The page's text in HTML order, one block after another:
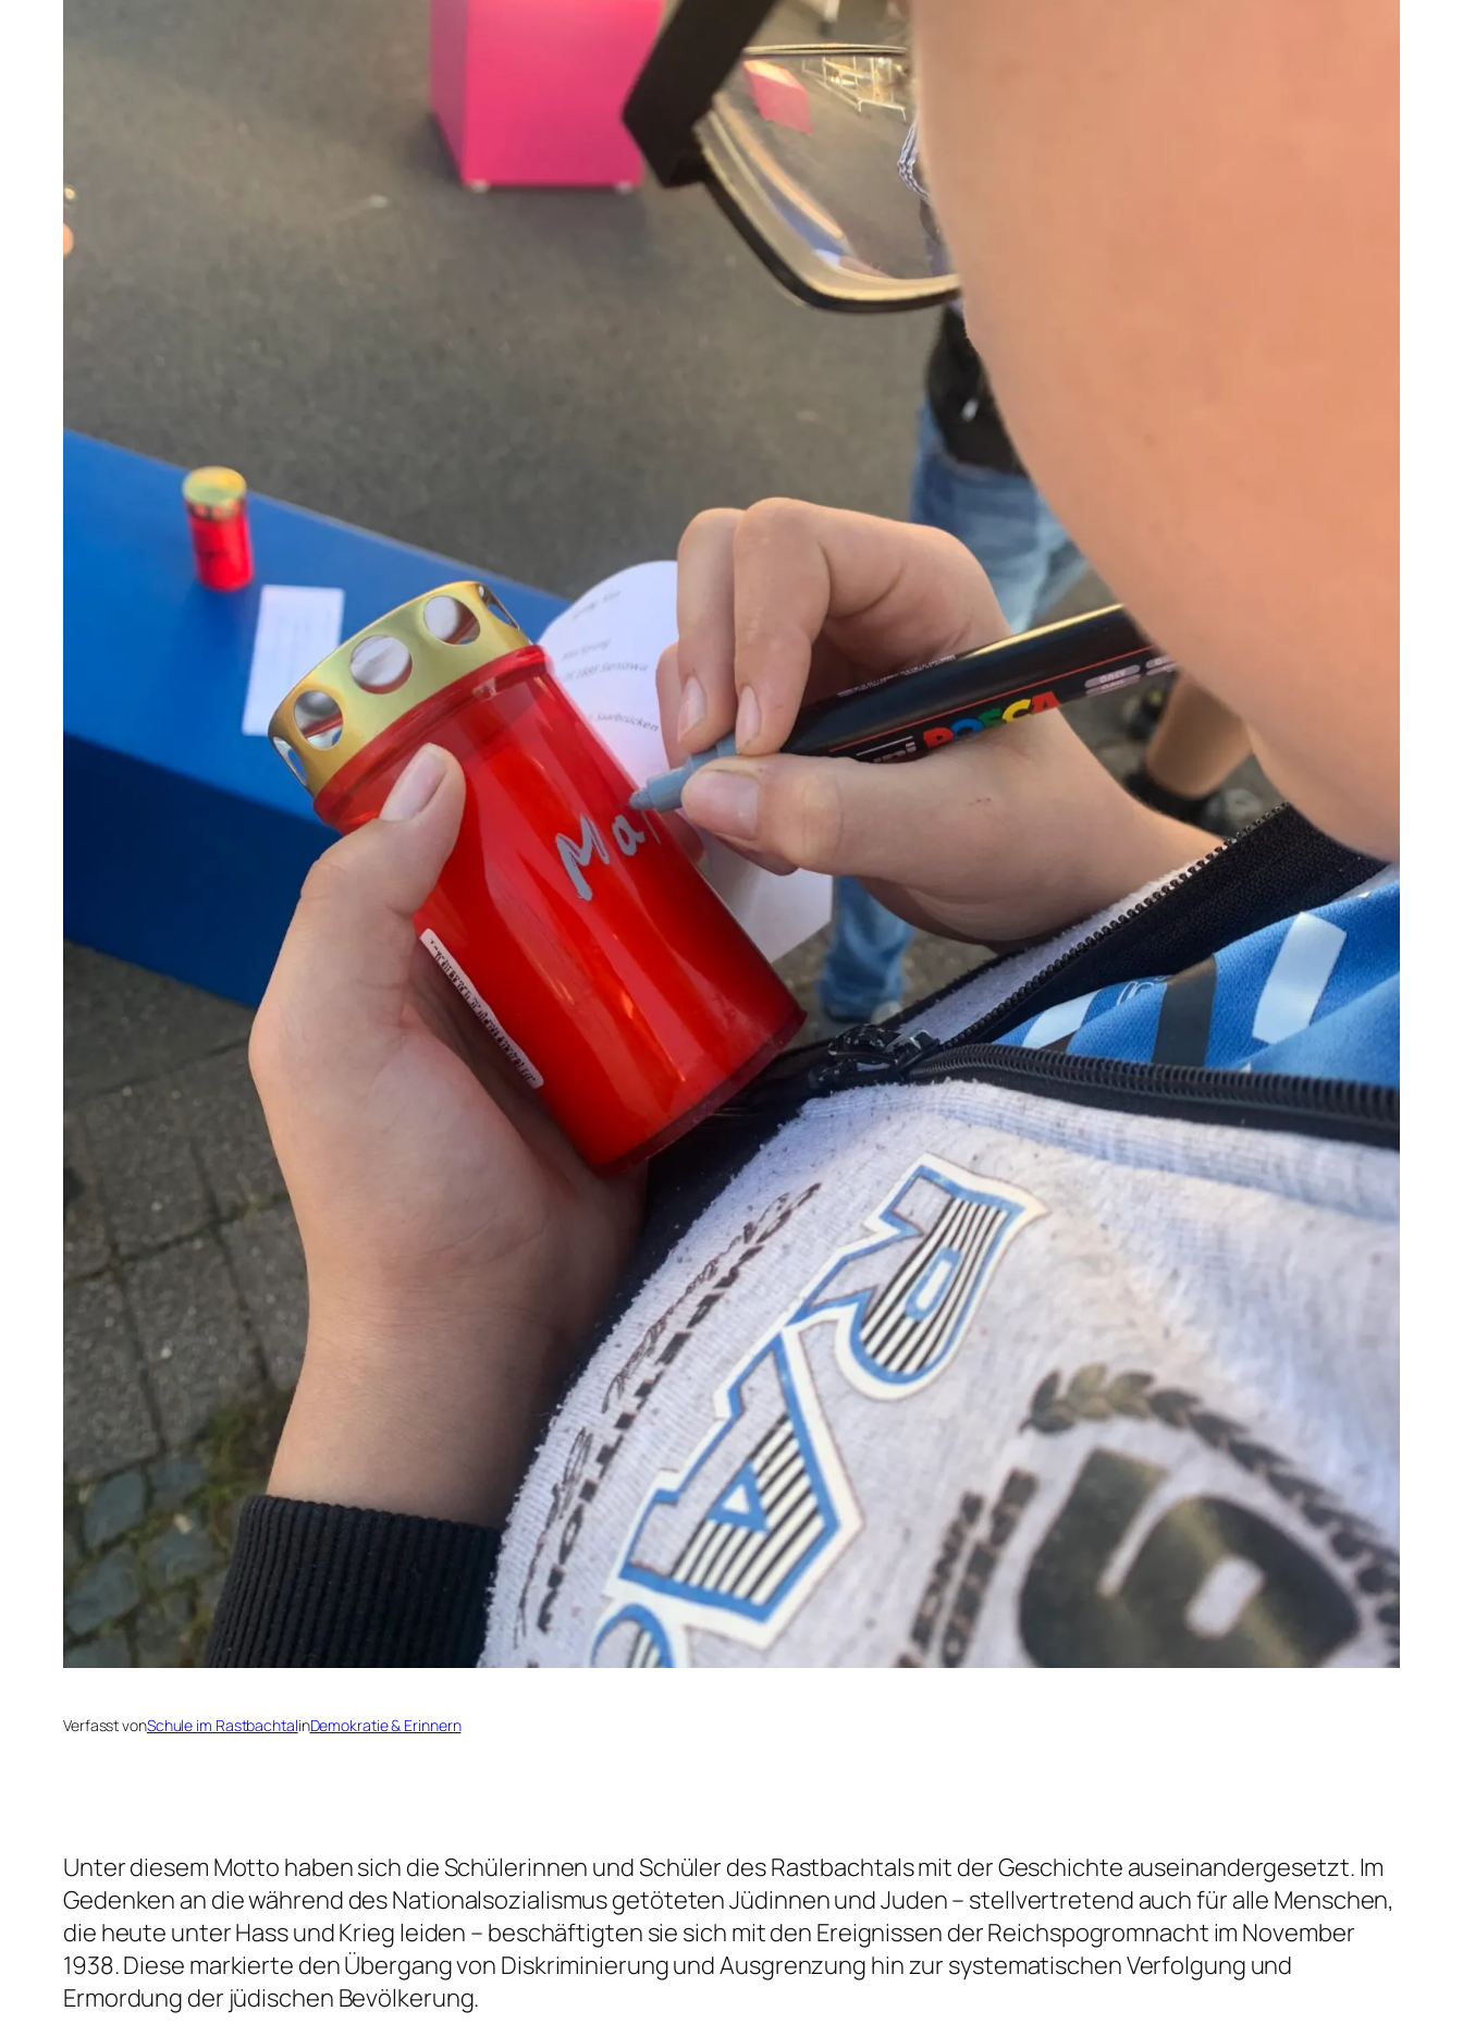
Verfasst vonSchule im RastbachtalinDemokratie & Erinnern
Unter diesem Motto haben sich die Schülerinnen und Schüler des Rastbachtals mit der Geschichte auseinandergesetzt. Im
Gedenken an die während des Nationalsozialismus getöteten Jüdinnen und Juden – stellvertretend auch für alle Menschen,
die heute unter Hass und Krieg leiden – beschäftigten sie sich mit den Ereignissen der Reichspogromnacht im November
1938. Diese markierte den Übergang von Diskriminierung und Ausgrenzung hin zur systematischen Verfolgung und
Ermordung der jüdischen Bevölkerung.